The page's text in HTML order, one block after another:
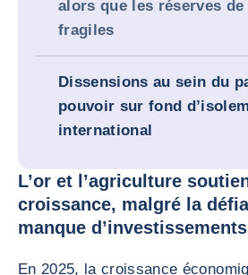
alors que les réserves
fragiles
Dissensions au sein du
pouvoir sur fond
international
L’or et l’agriculture
croissance, malgré la
manque
En 2025, la croissance